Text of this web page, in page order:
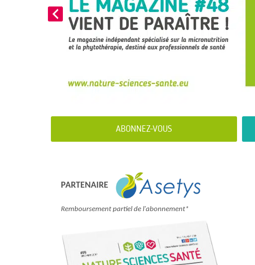
ABONNEZ-VOUS
PARTENAIRE
Remboursement partiel de l'abonnement*